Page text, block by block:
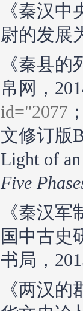
《秦汉
尉的发展
《秦县
帛网，
id="2077
文修订版
Light of
Five
《秦汉
国中古史
书局，
《两汉